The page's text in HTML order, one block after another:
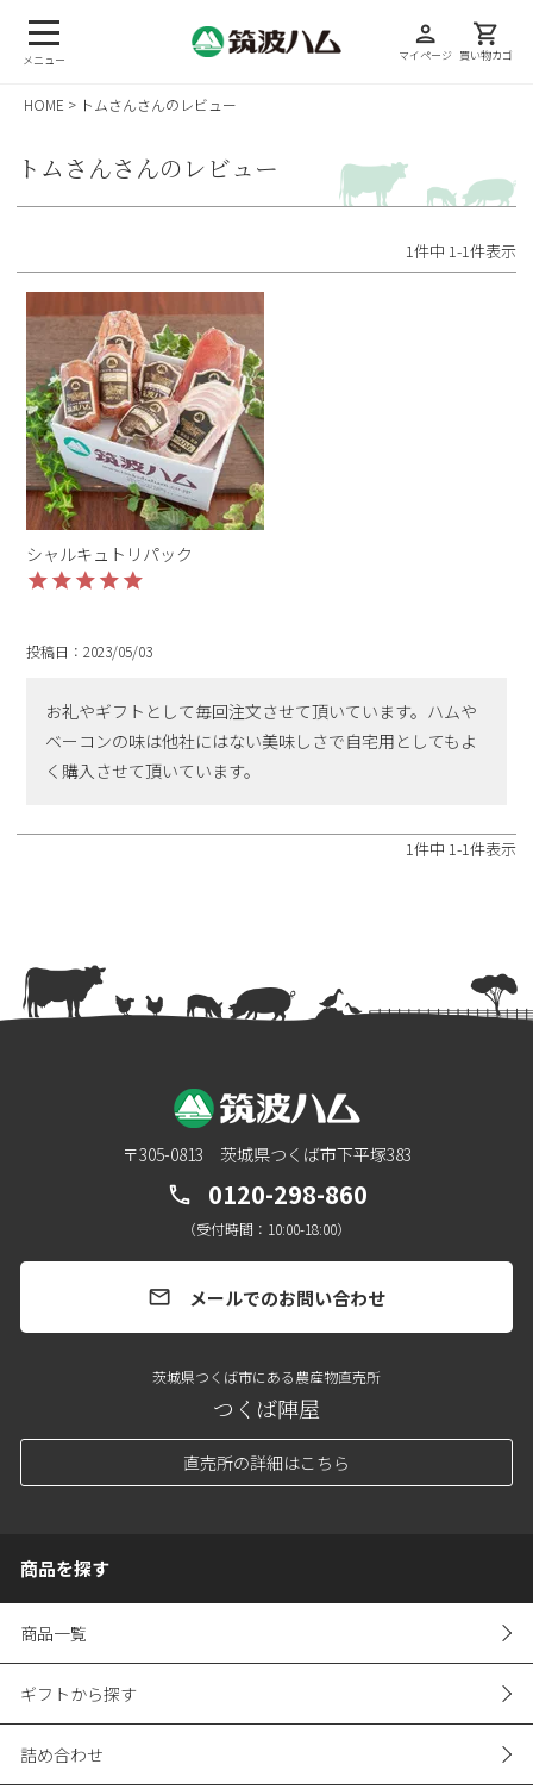
メニュー
person
マイページ
shopping_cart
買い物カゴ
HOME トムさんさんのレビュー
トムさんさんのレビュー
1件中 1-1件表示
シャルキュトリパック
投稿日 2023/05/03
お礼やギフトとして毎回注文させて頂いています。ハムや
ベーコンの味は他社にはない美味しさで自宅用としてもよ
1件中 1-1件表示
〒305-0813 茨城県つくば市下平塚383
call 0120-298-860
（受付時間：10:00-18:00）
mail メールでのお問い合わせ
茨城県つくば市にある農産物直売所
つくば陣屋
直売所の詳細はこちら
商品を探す
商品一覧
ギフトから探す
詰め合わせ